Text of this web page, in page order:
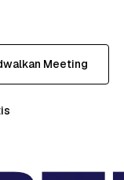
Meeting